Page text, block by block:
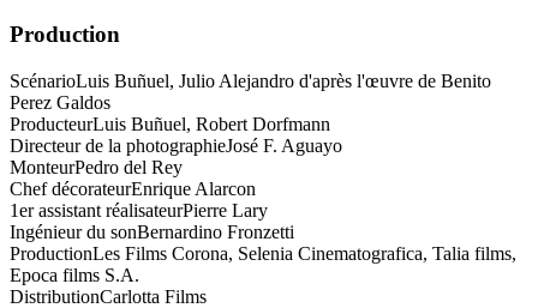
Production
ScénarioLuis Buñuel, Julio Alejandro d'après l'œuvre de Benito
Perez Galdos
ProducteurLuis Buñuel, Robert Dorfmann
Directeur de la photographieJosé F. Aguayo
MonteurPedro del Rey
Chef décorateurEnrique Alarcon
1er assistant réalisateurPierre Lary
Ingénieur du sonBernardino Fronzetti
ProductionLes Films Corona, Selenia Cinematografica, Talia films,
Epoca films S.A.
DistributionCarlotta Films